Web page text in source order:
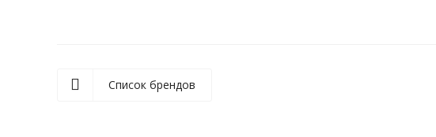
Список брендов